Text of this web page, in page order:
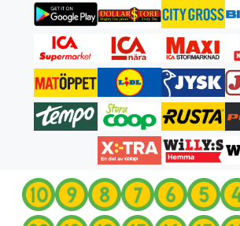
إلى
المحتوى